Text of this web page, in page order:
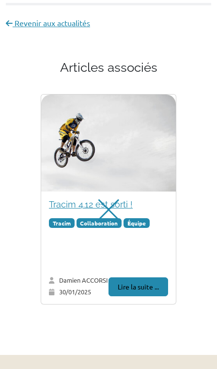
Revenir aux actualités
Articles associés
Tracim 4.12 est sorti !
Tracim Collaboration Équipe
Damien ACCORSI
30/01/2025
Lire la suite ...